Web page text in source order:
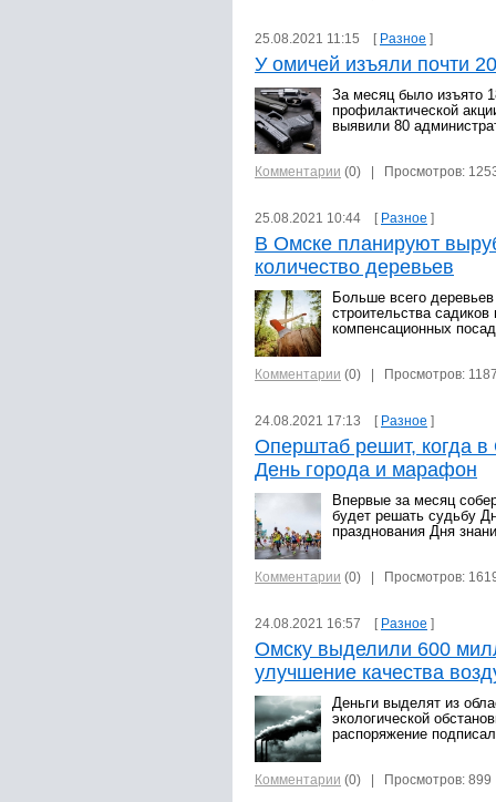
25.08.2021 11:15 [ Разное ]
У омичей изъяли почти
За месяц было изъято
профилактической
выявили 80
Комментарии (0) | Просмотров:
25.08.2021 10:44 [ Разное ]
В Омске планируют
количество деревьев
Больше всего
строительства
компенсационных
Комментарии (0) | Просмотров:
24.08.2021 17:13 [ Разное ]
Оперштаб решит, когда в
День города и марафон
Впервые за месяц
будет решать судьбу
празднования Дня
Комментарии (0) | Просмотров:
24.08.2021 16:57 [ Разное ]
Омску выделили 600
улучшение качества
Деньги выделят из
экологической
распоряжение
Комментарии (0) | Просмотров: 899